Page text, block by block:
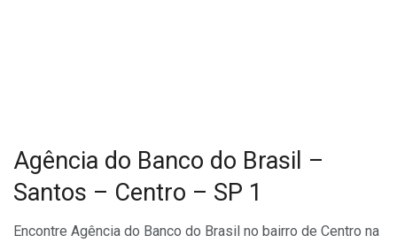
Agência do Banco do Brasil –
Santos – Centro – SP 1
Encontre Agência do Banco do Brasil no bairro de Centro na